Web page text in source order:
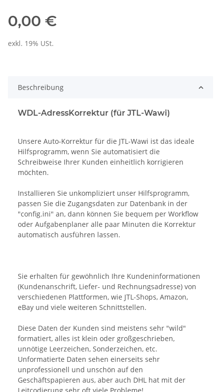
0,00 €
exkl. 19% USt.
Beschreibung
WDL-AdressKorrektur (für JTL-Wawi)
Unsere Auto-Korrektur für die JTL-Wawi ist das ideale
Hilfsprogramm, wenn Sie automatisiert die
Schreibweise Ihrer Kunden einheitlich korrigieren
möchten.
Installieren Sie unkompliziert unser Hilfsprogramm,
passen Sie die Zugangsdaten zur Datenbank in der
"config.ini" an, dann können Sie bequem per Workflow
oder Aufgabenplaner alle paar Minuten die Korrektur
automatisch ausführen lassen.
Sie erhalten für gewöhnlich Ihre Kundeninformationen
(Kundenanschrift, Liefer- und Rechnungsadresse) von
verschiedenen Plattformen, wie JTL-Shops, Amazon,
eBay und viele weiteren Schnittstellen.
Diese Daten der Kunden sind meistens sehr "wild"
formatiert, alles ist klein oder großgeschrieben,
unnötige Leerzeichen, Sonderzeichen, etc.
Unformatierte Daten sehen einerseits sehr
unprofessionell und unschön auf den
Geschäftspapieren aus, aber auch DHL hat mit der